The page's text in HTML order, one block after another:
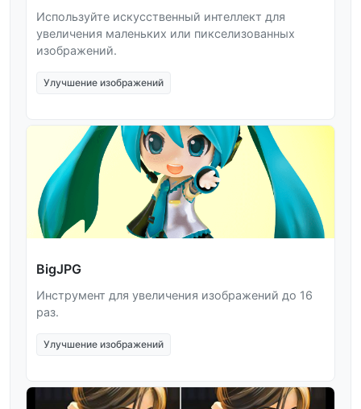
Используйте искусственный интеллект для
увеличения маленьких или пикселизованных
изображений.
Улучшение изображений
BigJPG
Инструмент для увеличения изображений до 16
раз.
Улучшение изображений